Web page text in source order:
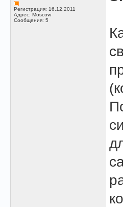
Регистрация: 16.12.2011
Адрес: Moscow
Сообщения: 5